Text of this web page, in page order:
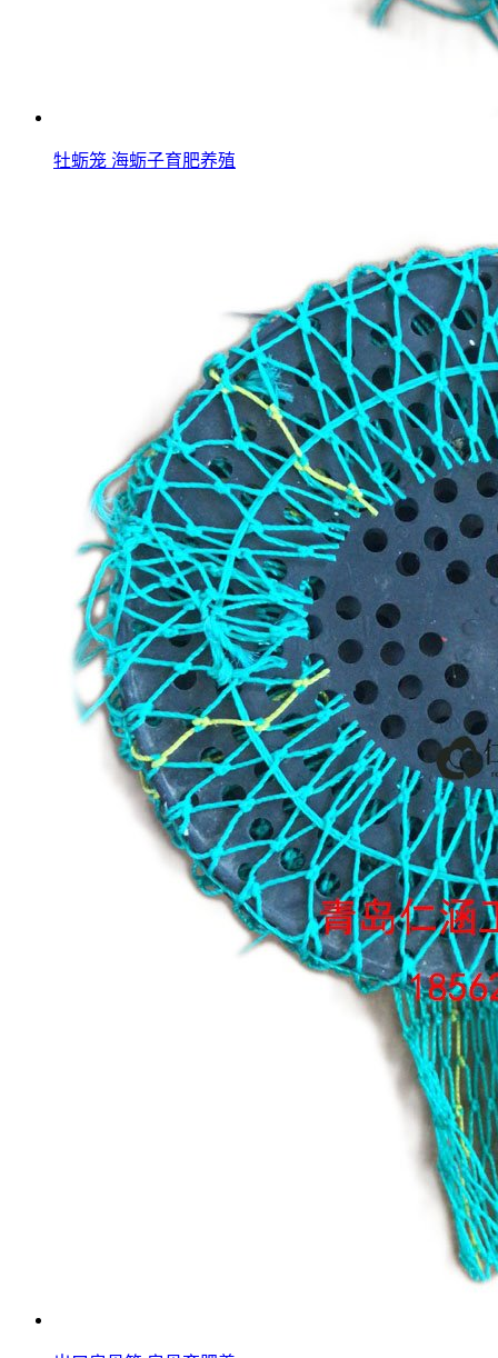
牡蛎笼 海蛎子育肥养殖